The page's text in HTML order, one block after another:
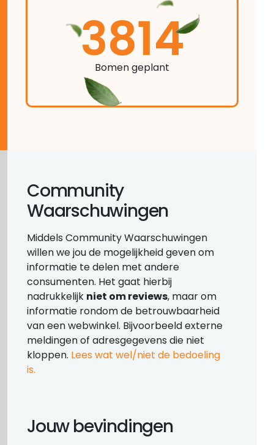
3814
Bomen geplant
Community
Waarschuwingen
Middels Community Waarschuwingen
willen we jou de mogelijkheid geven om
informatie te delen met andere
consumenten. Het gaat hierbij
nadrukkelijk niet om reviews, maar om
informatie rondom de betrouwbaarheid
van een webwinkel. Bijvoorbeeld externe
meldingen of adresgegevens die niet
kloppen. Lees wat wel/niet de bedoeling
is.
Jouw bevindingen